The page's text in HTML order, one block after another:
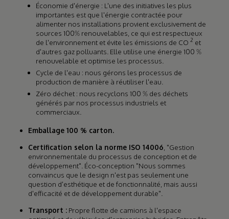
Économie d'énergie : L'une des initiatives les plus
importantes est que l'énergie contractée pour
alimenter nos installations provient exclusivement de
sources 100% renouvelables, ce qui est respectueux
de l'environnement et évite les émissions de CO 2 et
d'autres gaz polluants. Elle utilise une énergie 100 %
renouvelable et optimise les processus.
Cycle de l'eau : nous gérons les processus de
production de manière à réutiliser l'eau.
Zéro déchet : nous recyclons 100 % des déchets
générés par nos processus industriels et
commerciaux.
Emballage 100 % carton.
Certification selon la norme ISO 14006 , "Gestion
environnementale du processus de conception et de
développement". Éco-conception "Nous sommes
convaincus que le design n'est pas seulement une
question d'esthétique et de fonctionnalité, mais aussi
d'efficacité et de développement durable".
Transport : Propre flotte de camions à l'espace